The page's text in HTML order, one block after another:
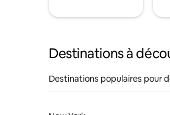
Destinations à
Destinations populaires pour